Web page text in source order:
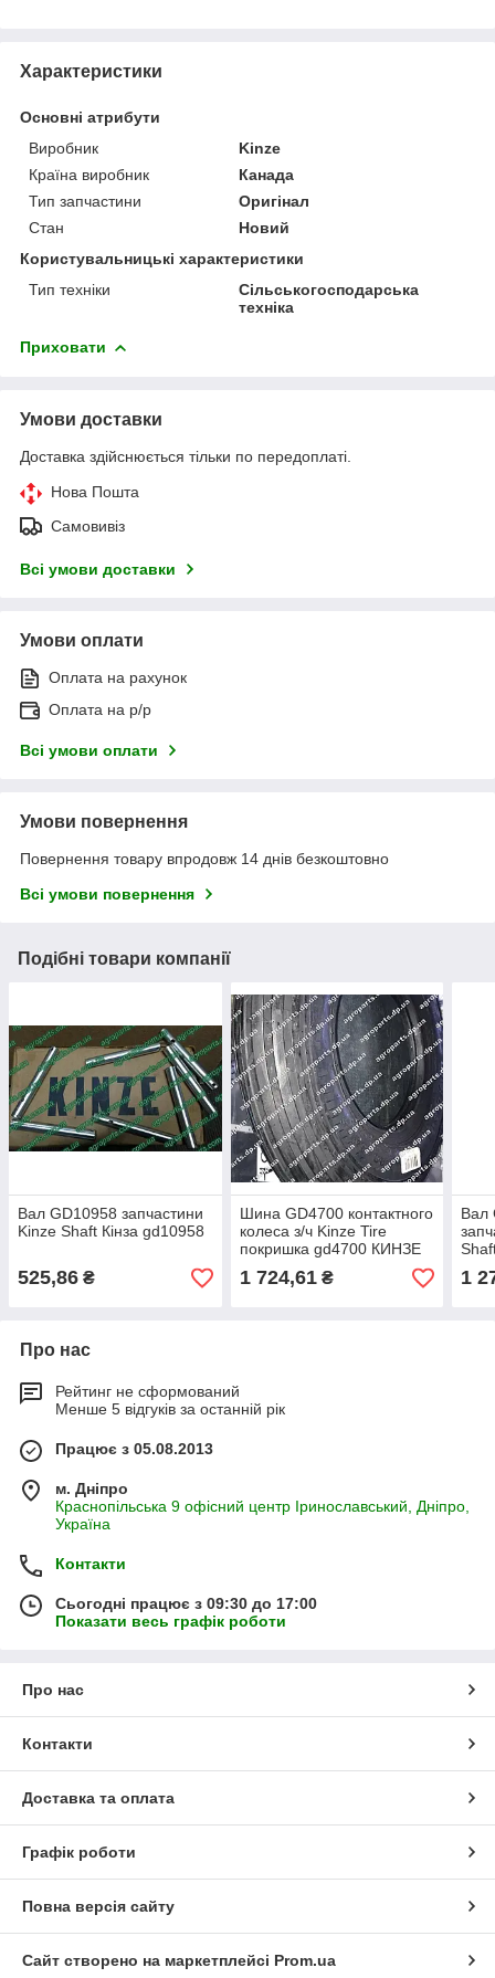
Характеристики
Основні атрибути
Виробник
Kinze
Країна виробник
Канада
Тип запчастини
Оригінал
Стан
Новий
Користувальницькі характеристики
Тип техніки
Сільськогосподарська
техніка
Приховати
Умови доставки
Доставка здійснюється тільки по передоплаті.
Нова Пошта
Самовивіз
Всі умови доставки
Умови оплати
Оплата на рахунок
Оплата на р/р
Всі умови оплати
Умови повернення
Повернення товару впродовж 14 днів безкоштовно
Всі умови повернення
Подібні товари компанії
Вал GD10958 запчастини
Kinze Shaft Кінза gd10958
525,86 ₴
Шина GD4700 контактного
колеса з/ч Kinze Tire
покришка gd4700 КИНЗЕ
1 724,61₴
Вал
1
Про нас
Рейтинг не сформований
Менше 5 відгуків за останній рік
Працює з 05.08.2013
м. Дніпро
Краснопільська 9 офісний центр Іринославський, Дніпро,
Україна
Контакти
Сьогодні працює з 09:30 до 17:00
Показати весь графік роботи
Про нас
Контакти
Доставка та оплата
Графік роботи
Повна версія сайту
Сайт створено на маркетплейсі Prom.ua